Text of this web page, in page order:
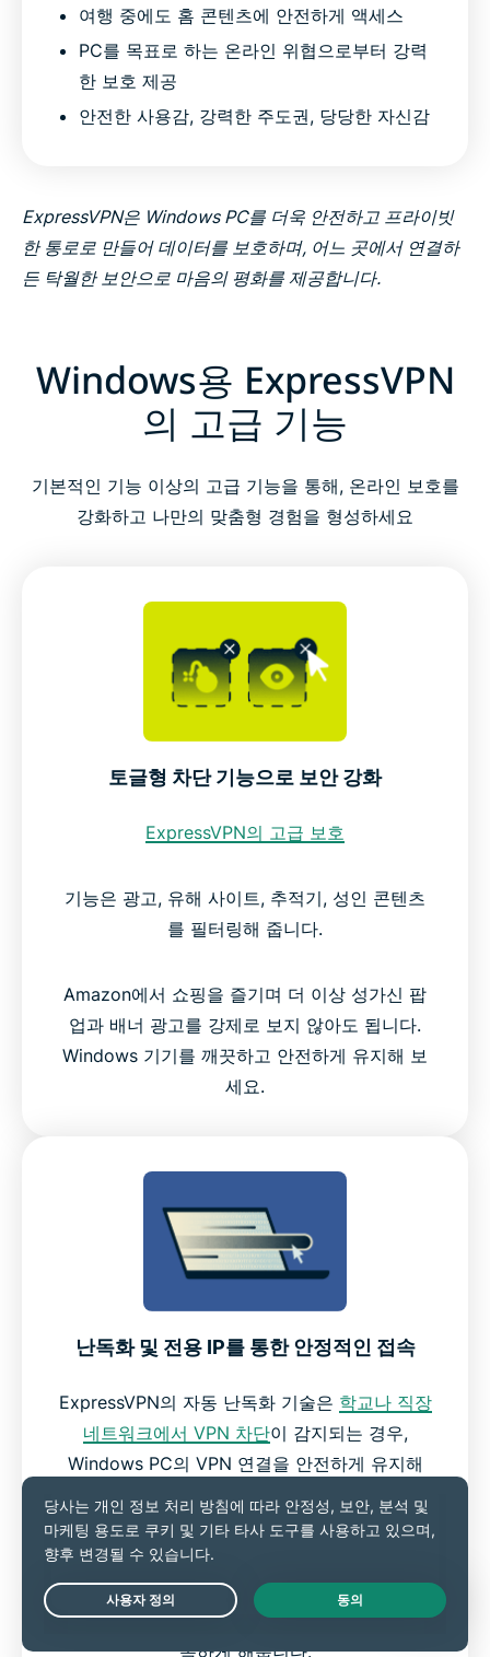
여행 중에도 홈 콘텐츠에 안전하게 액세스
PC를 목표로 하는 온라인 위협으로부터 강력
한 보호 제공
안전한 사용감, 강력한 주도권, 당당한 자신감
ExpressVPN은 Windows PC를 더욱 안전하고 프라이빗
한 통로로 만들어 데이터를 보호하며, 어느 곳에서 연결하
든 탁월한 보안으로 마음의 평화를 제공합니다.
Windows용 ExpressVPN
의 고급 기능
기본적인 기능 이상의 고급 기능을 통해, 온라인 보호를
강화하고 나만의 맞춤형 경험을 형성하세요
토글형 차단 기능으로 보안 강화
ExpressVPN의 고급 보호
기능은 광고, 유해 사이트, 추적기, 성인 콘텐츠
를 필터링해 줍니다.
Amazon에서 쇼핑을 즐기며 더 이상 성가신 팝
업과 배너 광고를 강제로 보지 않아도 됩니다.
Windows 기기를 깨끗하고 안전하게 유지해 보
세요.
난독화 및 전용 IP를 통한 안정적인 접속
ExpressVPN의 자동 난독화 기술은 학교나 직장
네트워크에서 VPN 차단이 감지되는 경우,
Windows PC의 VPN 연결을 안전하게 유지해
더불어전용 IP 주소(프로 플랜에 포함)는 화면에
나타나는 CAPTCHA를 줄이고, 위치 기반 서비
스나 업무용 자료에 보다 안전하고 간단하게 접
속하게 해줍니다.
Live Chat